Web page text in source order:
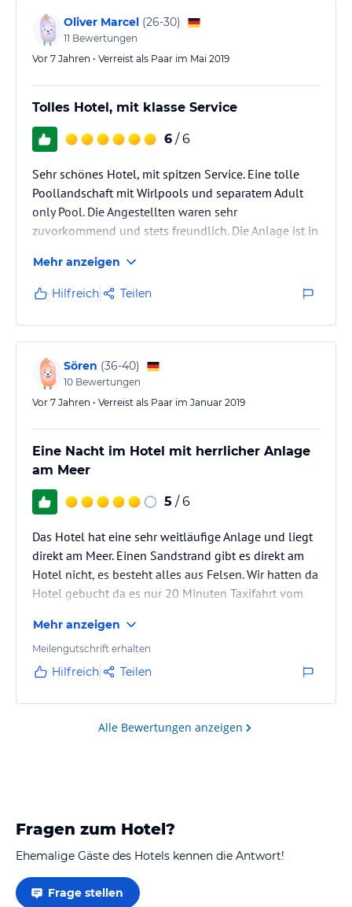
Oliver Marcel (26-30)
11 Bewertungen
Vor 7 Jahren • Verreist als Paar im Mai 2019
Tolles Hotel, mit klasse Service
6 / 6
Sehr schönes Hotel, mit spitzen Service. Eine tolle
Poollandschaft mit Wirlpools und separatem Adult
only Pool. Die Angestellten waren sehr
zuvorkommend und stets freundlich. Die Anlage ist in
Mehr anzeigen
Hilfreich Teilen
Sören (36-40)
10 Bewertungen
Vor 7 Jahren • Verreist als Paar im Januar 2019
Eine Nacht im Hotel mit herrlicher Anlage
am Meer
5 / 6
Das Hotel hat eine sehr weitläufige Anlage und liegt
direkt am Meer. Einen Sandstrand gibt es direkt am
Hotel nicht, es besteht alles aus Felsen. Wir hatten da
Hotel gebucht da es nur 20 Minuten Taxifahrt vom
Mehr anzeigen
Meilengutschrift erhalten
Hilfreich Teilen
Alle Bewertungen anzeigen
Fragen zum Hotel?
Ehemalige Gäste des Hotels kennen die Antwort!
Frage stellen